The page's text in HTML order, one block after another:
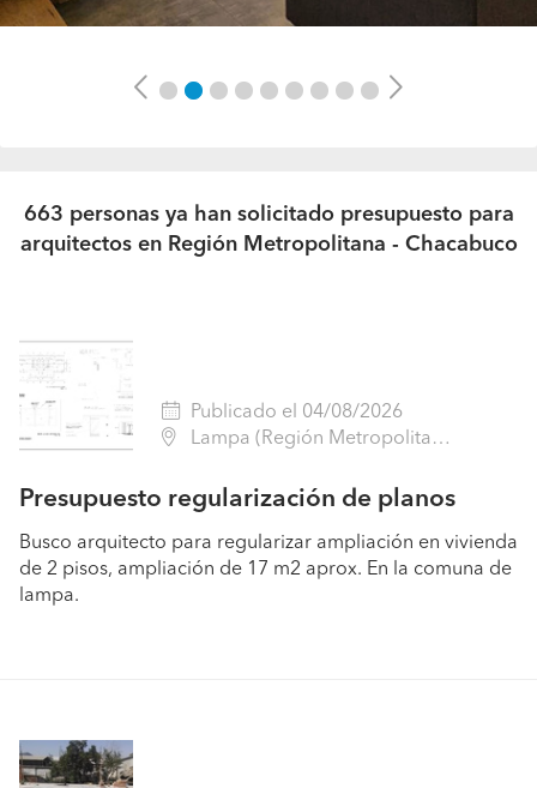
Previous Next
663 personas ya han solicitado presupuesto para
arquitectos en Región Metropolitana - Chacabuco
Publicado el 04/08/2026
Lampa (Región Metropolitana - Chacabuco)
Presupuesto regularización de planos
Busco arquitecto para regularizar ampliación en vivienda
de 2 pisos, ampliación de 17 m2 aprox. En la comuna de
lampa.